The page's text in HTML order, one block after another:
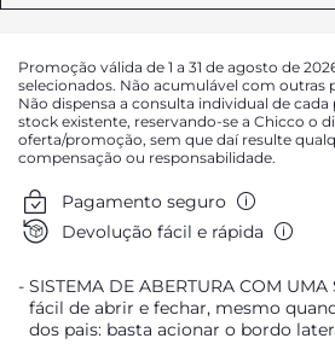
Promoção válida de 1 a 31 de agosto de
selecionados. Não acumulável com outras
Não dispensa a consulta individual de
stock existente, reservando-se a Chicco o
oferta/promoção, sem que daí resulte
compensação ou responsabilidade.
Pagamento seguro
Devolução fácil e rápida
SISTEMA DE ABERTURA COM
fácil de abrir e fechar, mesmo
dos pais: basta acionar o bordo